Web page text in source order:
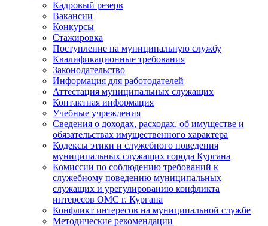
Кадровый резерв
Вакансии
Конкурсы
Стажировка
Поступление на муниципальную службу
Квалификационные требования
Законодательство
Информация для работодателей
Аттестация муниципальных служащих
Контактная информация
Учебные учреждения
Сведения о доходах, расходах, об имуществе и
обязательствах имущественного характера
Кодексы этики и служебного поведения
муниципальных служащих города Кургана
Комиссии по соблюдению требований к
служебному поведению муниципальных
служащих и урегулированию конфликта
интересов ОМС г. Кургана
Конфликт интересов на муниципальной службе
Методические рекомендации